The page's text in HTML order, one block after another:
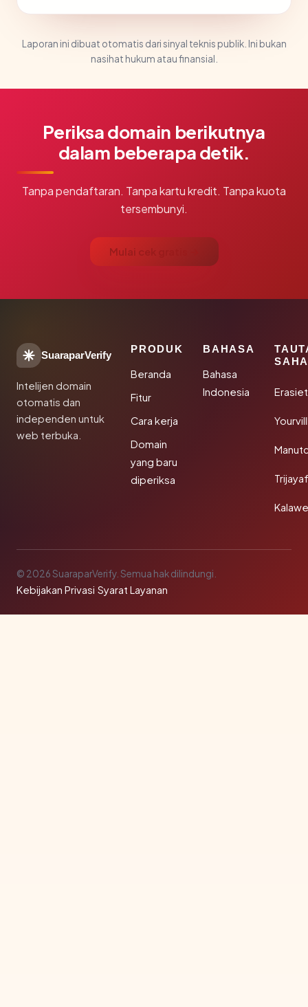
Laporan ini dibuat otomatis dari sinyal teknis publik. Ini bukan
nasihat hukum atau finansial.
Periksa domain berikutnya
dalam beberapa detik.
Tanpa pendaftaran. Tanpa kartu kredit. Tanpa kuota
tersembunyi.
Mulai cek gratis →
SuaraparVerify
Intelijen domain
otomatis dan
independen untuk
web terbuka.
PRODUK
Beranda
Fitur
Cara kerja
Domain
yang baru
diperiksa
BAHASA
Bahasa
Indonesia
© 2026 SuaraparVerify. Semua hak dilindungi.
Kebijakan Privasi·Syarat Layanan